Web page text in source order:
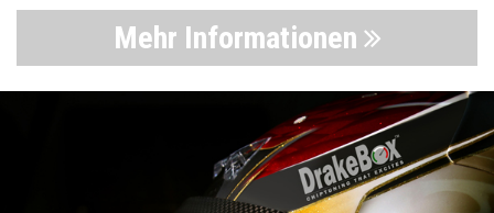
Mehr Informationen